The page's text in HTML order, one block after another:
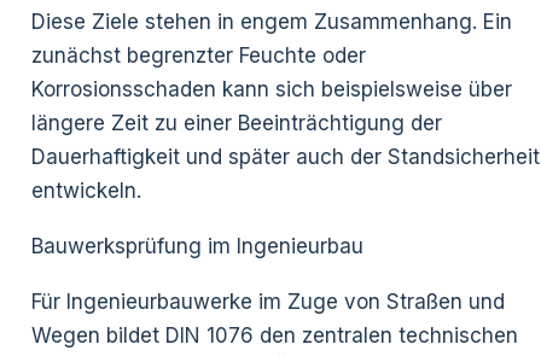
Diese Ziele stehen in engem Zusammenhang. Ein
zunächst begrenzter Feuchte oder
Korrosionsschaden kann sich beispielsweise über
längere Zeit zu einer Beeinträchtigung der
Dauerhaftigkeit und später auch der Standsicherheit
entwickeln.
Bauwerksprüfung im Ingenieurbau
Für Ingenieurbauwerke im Zuge von Straßen und
Wegen bildet DIN 1076 den zentralen technischen